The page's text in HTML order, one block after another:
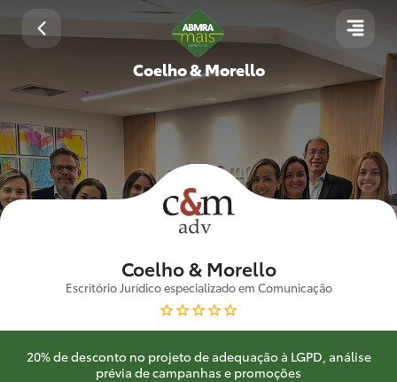
Coelho & Morello
Coelho & Morello
Escritório Jurídico especializado em Comunicação
20% de desconto no projeto de adequação à LGPD, análise
prévia de campanhas e promoções